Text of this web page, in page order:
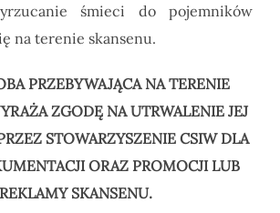
śmieci do pojemników
na terenie skansenu.
PRZEBYWAJĄCA NA TERENIE
ZGODĘ NA UTRWALENIE JEJ
STOWARZYSZENIE CSIW DLA
ORAZ PROMOCJI LUB
REKLAMY SKANSENU.